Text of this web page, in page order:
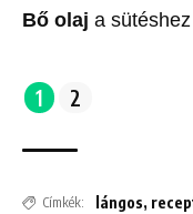
Bő olaj a
1 2
Címkék: lángos,